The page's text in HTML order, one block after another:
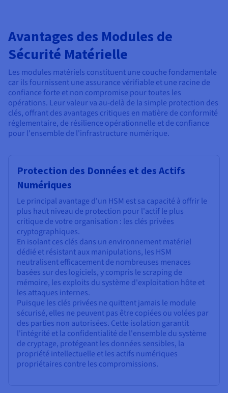
Avantages des Modules de
Sécurité Matérielle
Les modules matériels constituent une couche fondamentale
car ils fournissent une assurance vérifiable et une racine de
confiance forte et non compromise pour toutes les
opérations. Leur valeur va au-delà de la simple protection des
clés, offrant des avantages critiques en matière de conformité
réglementaire, de résilience opérationnelle et de confiance
pour l'ensemble de l'infrastructure numérique.
Protection des Données et des Actifs
Numériques
Le principal avantage d'un HSM est sa capacité à offrir le
plus haut niveau de protection pour l'actif le plus
critique de votre organisation : les clés privées
cryptographiques.
En isolant ces clés dans un environnement matériel
dédié et résistant aux manipulations, les HSM
neutralisent efficacement de nombreuses menaces
basées sur des logiciels, y compris le scraping de
mémoire, les exploits du système d'exploitation hôte et
les attaques internes.
Puisque les clés privées ne quittent jamais le module
sécurisé, elles ne peuvent pas être copiées ou volées par
des parties non autorisées. Cette isolation garantit
l'intégrité et la confidentialité de l'ensemble du système
de cryptage, protégeant les données sensibles, la
propriété intellectuelle et les actifs numériques
propriétaires contre les compromissions.